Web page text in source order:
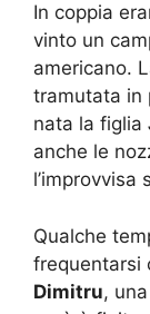
In coppia
vinto un
americano.
tramutata in
nata la figlia
anche le
l’improvvisa
Qualche
frequentarsi
Dimitru,